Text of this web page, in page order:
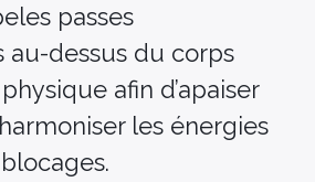
passes
au-dessus du corps
afin d’apaiser
les énergies